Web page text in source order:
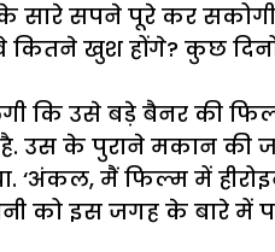
के सारे सपने पूरे कर
कितने खुश होंगे? कुछ
कि उसे बड़े बैनर की
उस के पुराने मकान की
‘अंकल, मैं फिल्म में
इस जगह के बारे में